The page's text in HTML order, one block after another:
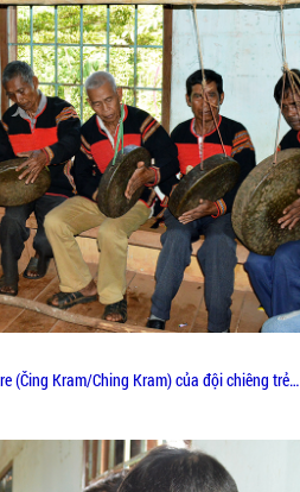
(Čing Kram/Ching Kram) của đội chiêng trẻ…